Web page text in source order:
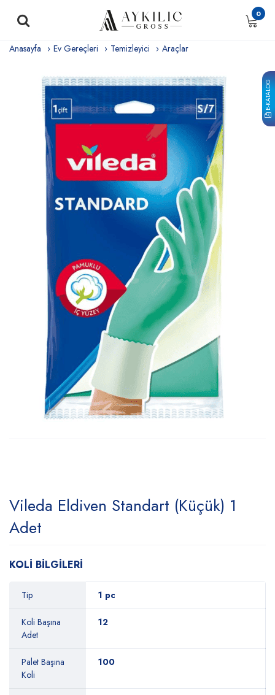
E-KATALOG
0
Anasayfa Ev Gereçleri Temizleyici Araçlar
Vileda Eldiven Standart (Küçük) 1
Adet
KOLİ BİLGİLERİ
Tip 1 pc
Koli Başına
Adet
12
Palet Başına
Koli
100